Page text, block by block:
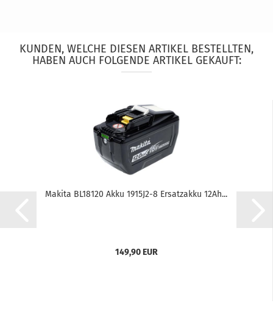
KUNDEN, WELCHE DIESEN ARTIKEL BESTELLTEN,
HABEN AUCH FOLGENDE ARTIKEL GEKAUFT:
Makita BL18120 Akku 1915J2-8 Ersatzakku 12Ah...
149,90 EUR